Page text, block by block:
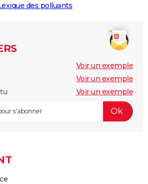
des polluants
Voir un exemple
Voir un exemple
Voir un exemple